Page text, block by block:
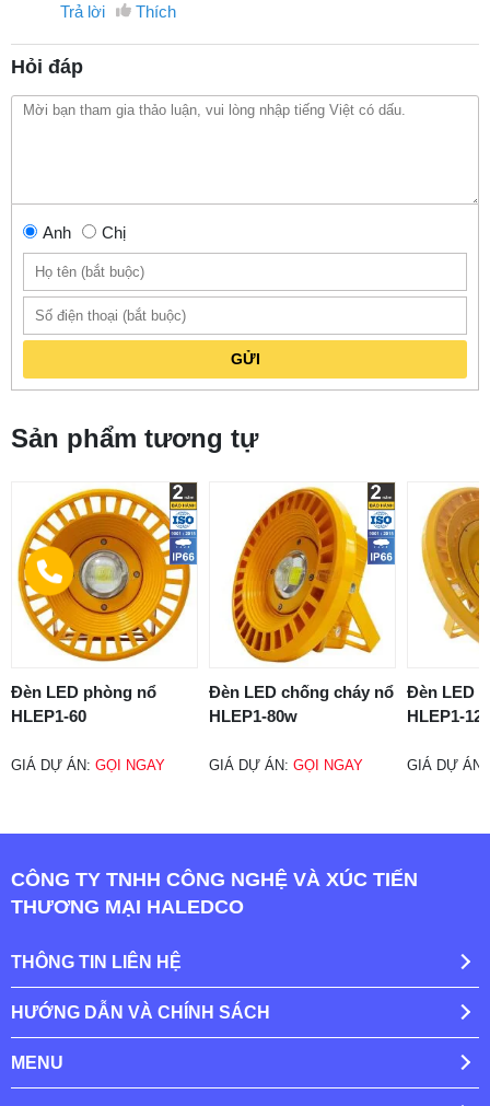
Trả lời
Thích
Hỏi đáp
Anh Chị
GỬI
Sản phẩm tương tự
Đèn LED phòng nổ
HLEP1-60
GIÁ DỰ ÁN: GỌI NGAY
Đèn LED chống cháy nổ
HLEP1-80w
GIÁ DỰ ÁN:GỌI NGAY
Đèn LED
HLEP1-
GIÁ DỰ
CÔNG TY TNHH CÔNG NGHỆ VÀ XÚC TIẾN
THƯƠNG MẠI HALEDCO
THÔNG TIN LIÊN HỆ
HƯỚNG DẪN VÀ CHÍNH SÁCH
MENU